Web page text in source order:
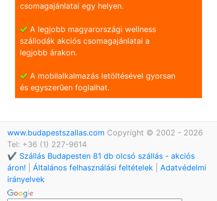
csomagajánlatai egy helyen.
A legjobb magyarországi wellness
szállodák akciós csomagajánlatai a
legjobb árakon.
A mobilalkalmazás letöltésével gyorsan
és egyszerũen foglalhat.
www.budapestszallas.com Copyright © 2002 - 2026
Tel: +36 (1) 227-9614
✔️ Szállás Budapesten 81 db olcsó szállás - akciós
áron!
Általános felhasználási feltételek
Adatvédelmi
irányelvek